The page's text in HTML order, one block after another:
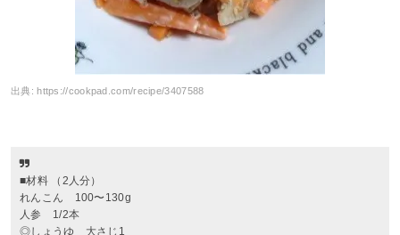
出典: https://cookpad.com/recipe/3407588
■材料 （2人分）
れんこん 100〜130g
人参 1/2本
◎しょうゆ 大さじ1